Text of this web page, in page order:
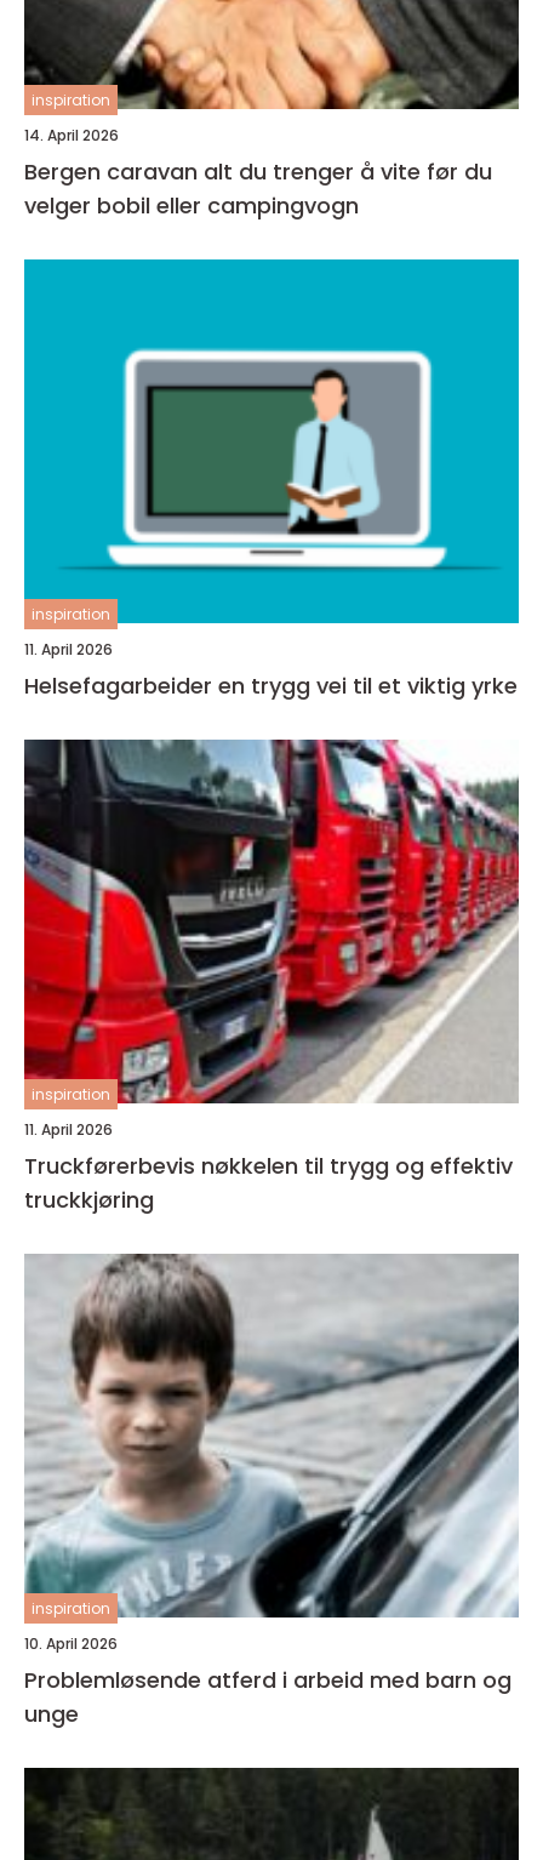
inspiration
14. April 2026
Bergen caravan alt du trenger å vite før du
velger bobil eller campingvogn
inspiration
11. April 2026
Helsefagarbeider en trygg vei til et viktig yrke
inspiration
11. April 2026
Truckførerbevis nøkkelen til trygg og effektiv
truckkjøring
inspiration
10. April 2026
Problemløsende atferd i arbeid med barn og
unge